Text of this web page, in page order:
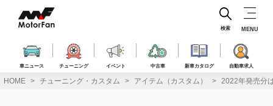
ス
車ニュース チューニング イベント 中古車 新車カタログ 自動車求人
検索 MENU
HOME チューニング・カスタム アイテム（カスタム） 2022年発売分